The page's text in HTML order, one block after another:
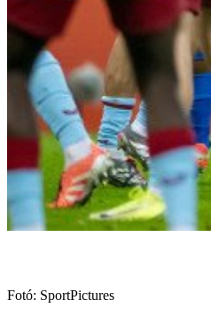
Fotó: SportPictures